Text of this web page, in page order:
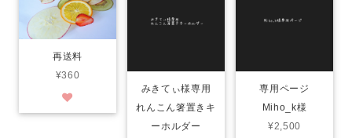
再送料
¥360
みきてぃ様専用
れんこん箸置きキ
ーホルダー
専用ページ
Miho_k様
¥2,500